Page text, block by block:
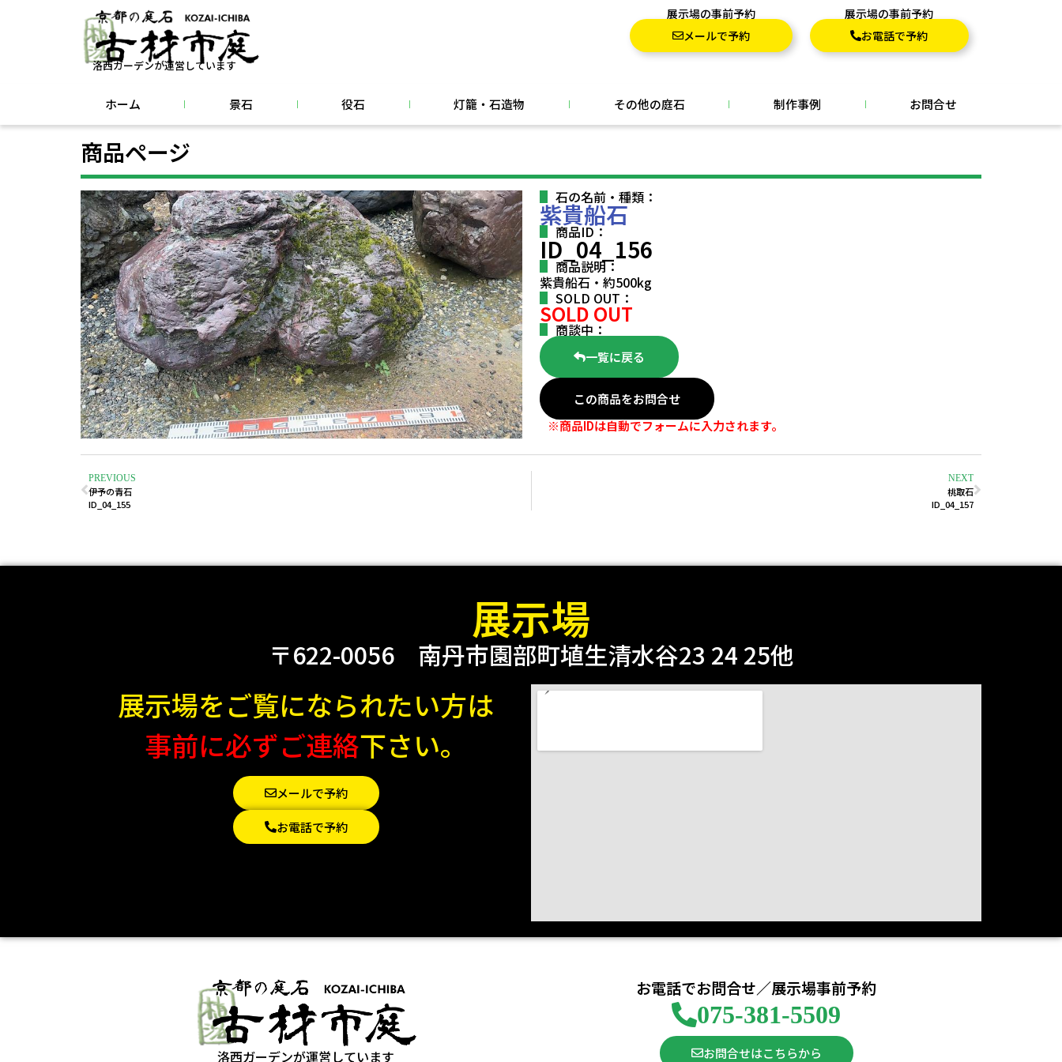
洛西ガーデンが運営しています
展示場の事前予約
メールで予約
展示場の事前予約
お電話で予約
ホーム 景石 役石 灯籠・石造物 その他の庭石 制作事例 お問合せ
商品ページ
石の名前・種類：
紫貴船石
商品ID：
ID_04_156
商品説明：
紫貴船石・約500kg
SOLD OUT：
SOLD OUT
商談中：
一覧に戻る
この商品をお問合せ
※商品IDは自動でフォームに入力されます。
PREVIOUS
伊予の青石
ID_04_155
NEXT
桃取石
ID_04_157
展示場
〒622-0056 南丹市園部町埴生清水谷23 24 25他
展示場をご覧になられたい方は
事前に必ずご連絡下さい。
メールで予約
お電話で予約
洛西ガーデンが運営しています
お電話でお問合せ／展示場事前予約
075-381-5509
お問合せはこちらから